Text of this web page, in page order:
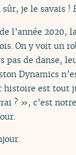
je le savais !
l’année 2020,
On y voit un
pas de danse,
Dynamics
histoire est tout
? », c’est